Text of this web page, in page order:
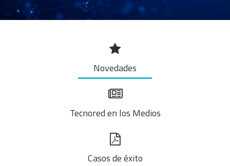
Novedades
Tecnored en los Medios
Casos de éxito